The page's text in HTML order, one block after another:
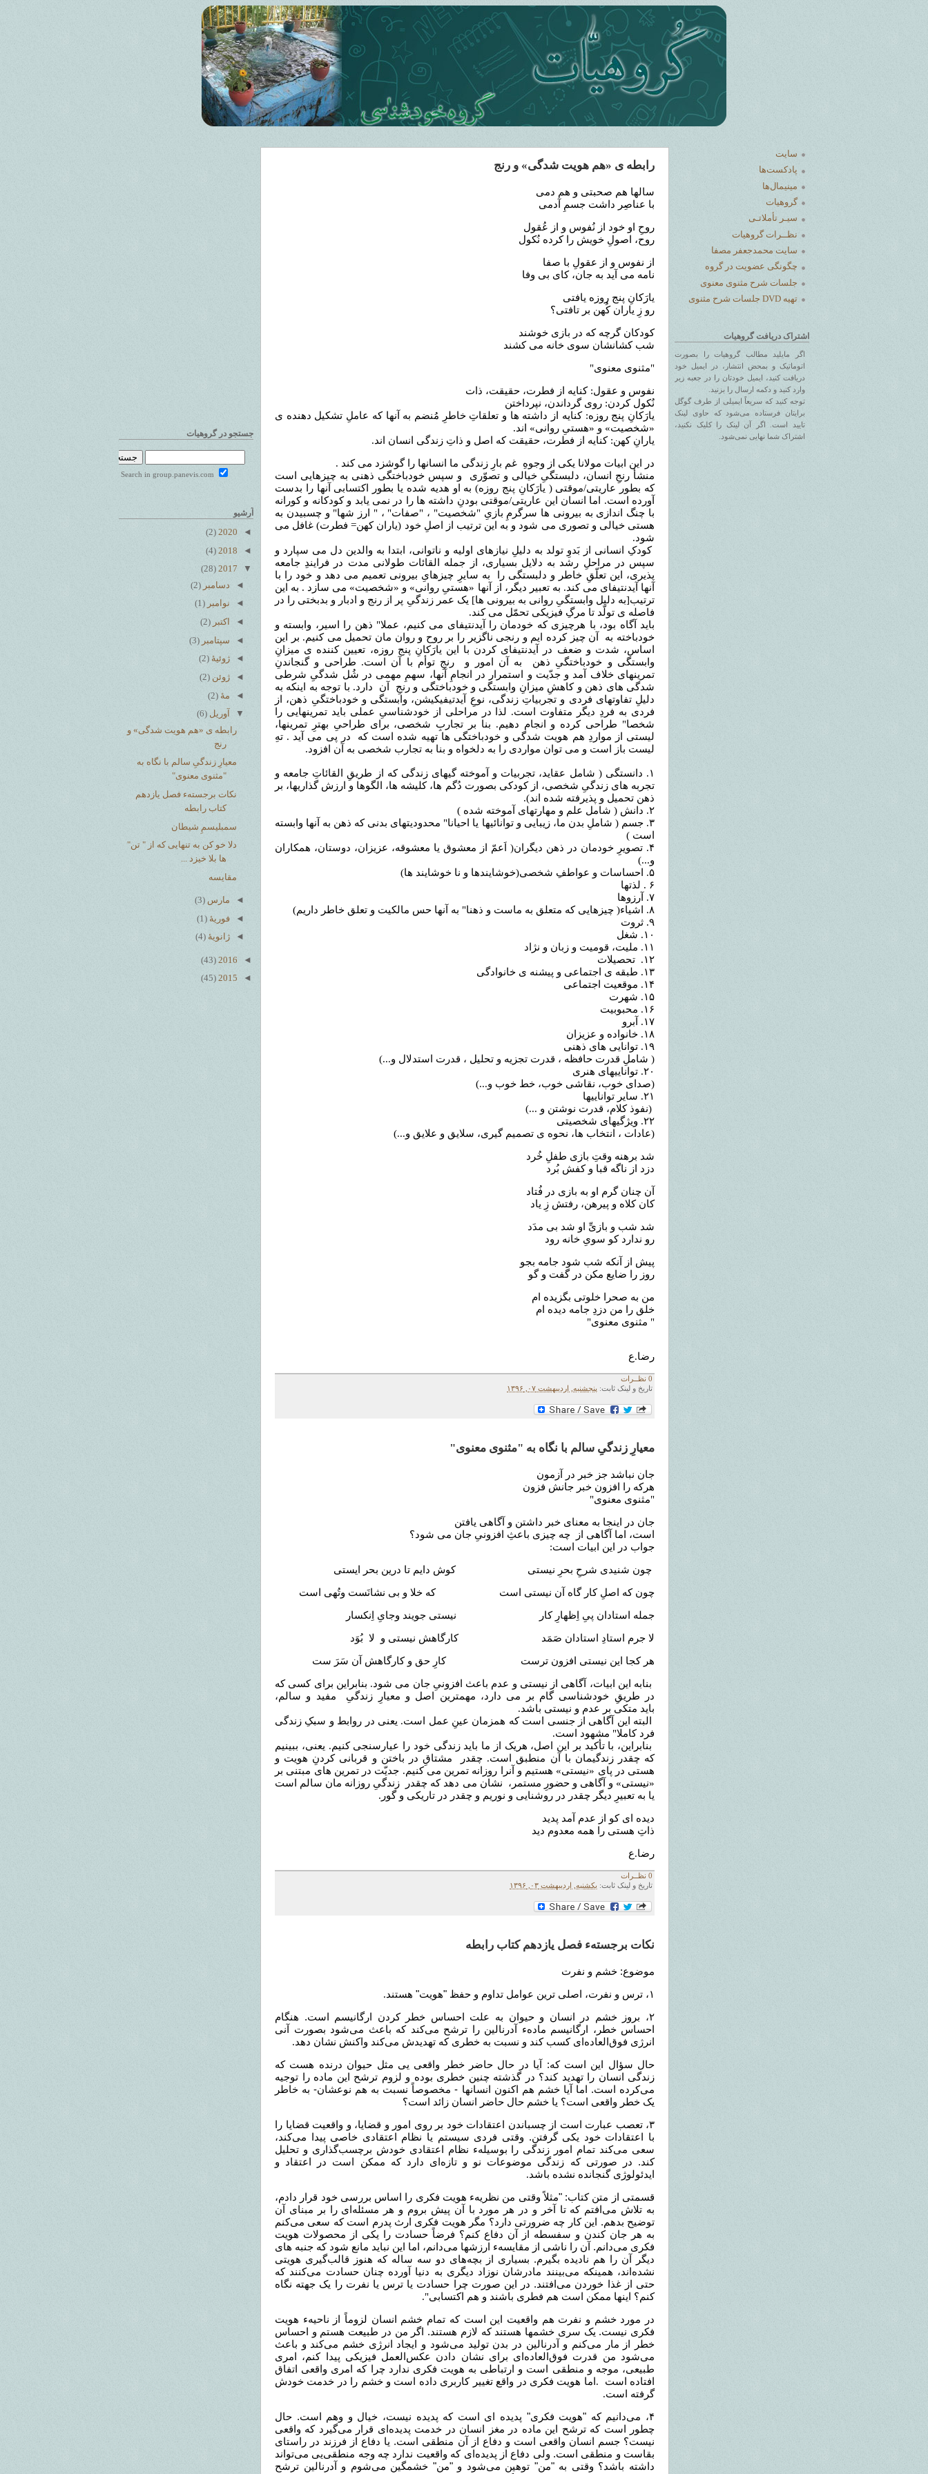
جستجو در گروهیات
آرشیو
◄
2020
(2)
◄
2018
(4)
▼
2017
(28)
◄ دسامبر (2)
◄ نوامبر (1)
◄
اکتبر (2)
◄ سپتامبر (3)
◄ ژوئیهٔ (2)
◄ ژوئن (2)
◄ مهٔ (2)
▼
آوریل (6)
رابطه ی «هم هویت شدگی» و
رنج
معیارِ زندگیِ سالم با نگاه به
"مثنوی معنوی"
نکات برجستهء فصل یازدهم
کتاب رابطه
سمبلیسمِ شیطان
دلا خو کن به تنهایی که از " تن"
ها بلا خیزد ...
مقایسه
◄ مارس (3)
◄ فوریهٔ (1)
◄ ژانویهٔ (4)
◄
2016
(43)
◄
2015
(45)
رابطه ی «هم هویت شدگی» و رنج
سالها هم صحبتی و هم دمی
با عناصِر داشت جسمِ آدمی
روحِ او خود از نُفوس و از عُقول
روح، اصولِ خویش را کرده نُکول
از نفوس و از عقولِ با صفا
نامه می آید به جان، کای بی وفا
ﻳﺎﺭَﮐﺎﻥِ ﭘﻨﺞ ﺭﻭﺯﻩ ﻳﺎﻓﺘﯽ
ﺭﻭ ﺯِ ﻳﺎﺭﺍﻥ ﮐُﻬﻦ ﺑﺮ ﺗﺎﻓﺘﯽ؟
ﮐﻮﺩﮐﺎﻥ ﮔﺮﭼﻪ ﮐﻪ ﺩﺭ ﺑﺎﺯﯼ ﺧﻮﺷﻨﺪ
ﺷﺐ ﮐﺸﺎﻧﺸﺎﻥ ﺳﻮﯼ ﺧﺎﻧﻪ ﻣﯽ ﮐﺸﻨﺪ
"مثنوی معنوی"
نفوس و عقول: کنایه از فطرت، حقیقت، ذات
نُکول کردن: روی گرداندن، نپرداختن
یارَکانِ پنج روزه: کنایه از داشته ها و تعلقاتِ خاطرِ مُنضم به آنها که عاملِ تشکیل دهنده ی
«شخصیت» و «هستیِ روانی» اند.
یارانِ کهن: کنایه از فطرت، حقیقت که اصل و ذاتِ زندگی انسان اند.
در این ابیات مولانا یکی از وجوهِ غم بارِ زندگی ما انسانها را گوشزد می کند .
منشأ رنجِ انسان، دلبستگیِ خیالی و تصوّری و سپس خودباختگی ذهنی به چیزهایی است
که بطور عاریتی/موقتی ( یارَکانِ پنج روزه) به او هدیه شده یا بطور اکتسابی آنها را بدست
آورده است. اما انسان این عاریتی/موقتی بودنِ داشته ها را در نمی یابد و کودکانه و کورانه
با چنگ اندازی به بیرونی ها سرگرمِ بازیِ "شخصیت" ، "صفات" ، " ارز شها" و چسبیدن به
هستی خیالی و تصوری می شود و به این ترتیب از اصلِ خود (یاران کهن= فطرت) غافل می
شود.
کودکِ انسانی از بَدوِ تولد به دلیلِ نیازهای اولیه و ناتوانی، ابتدا به والدین دل می سپارد و
سپس در مراحلِ رشد به دلایل بسیاری، از جمله القائات طولانی مدت در فرایندِ جامعه
پذیری، این تعلّقِ خاطر و دلبستگی را به سایرِ چیزهایِ بیرونی تعمیم می دهد و خود را با
آنها آیدنتیفای می کند. به تعبیر دیگر، از آنها «هستیِ روانی» و «شخصیت» می سازد . به این
ترتیب[به دلیل وابستگیِ روانی به بیرونی ها] یک عمر زندگیِ پر از رنج و ادبار و بدبختی را در
فاصله ی تولّد تا مرگِ فیزیکی تحمّل می کند.
باید آگاه بود، با هرچیزی که خودمان را آیدنتیفای می کنیم، عملا" ذهن را اسیر، وابسته و
خودباخته به آن چیز کرده ایم و رنجی ناگزیر را بر روح و روان مان تحمیل می کنیم. بر این
اساس، شدت و ضعف در آیدنتیفای کردن با این یارَکانِ پنج روزه، تعیین کننده ی میزانِ
وابستگی و خودباختگیِ ذهن به آن امور و رنجِ توأم با آن است. طراحی و گنجاندنِ
تمرینهای خلاف آمد و جدّیت و استمرار در انجامِ آنها، سهمِ مهمی در شُل شدگیِ شرطی
شدگی های ذهن و کاهشِ میزانِ وابستگی و خودباختگی و رنجِ آن دارد. با توجه به اینکه به
دلیلِ تفاوتهای فردی و تجربیاتِ زندگی، نوعِ آیدتیفیکیشن، وابستگی و خودباختگیِ ذهن، از
فردی به فردِ دیگر متفاوت است. لذا در مراحلی از خودشناسیِ عملی باید تمرینهایی را
شخصا" طراحی کرده و انجام دهیم. بنا بر تجاربِ شخصی، برای طراحیِ بهترِ تمرینها،
لیستی از مواردِ هم هویت شدگی و خودباختگی ها تهیه شده است که در پی می آید . تهِ
لیست باز است و می توان مواردی را به دلخواه و بنا به تجارب شخصی به آن افزود.
۱. دانستگی ( شامل عقاید، تجربیات و آموخته گیهای زندگی که از طریقِ القائاتِ جامعه و
تجربه های زندگیِ شخصی، از کودکی بصورت دُگم ها، کلیشه ها، الگوها و ارزش گذاریها، بر
ذهن تحمیل و پذیرفته شده اند).
۲. دانش ( شامل علم و مهارتهای آموخته شده )
۳. جسم ( شاملِ بدن ما، زیبایی و توانائیها یا احیانا" محدودیتهای بدنی که ذهن به آنها وابسته
است )
۴. تصویرِ خودمان در ذهن دیگران( اَعمّ از معشوق یا معشوقه، عزیزان، دوستان، همکاران
و...)
۵. احساسات و عواطفِ شخصی(خوشایندها و نا خوشایند ها)
۶ . لذتها
۷. آرزوها
۸. اشیاء( چیزهایی که متعلق به ماست و ذهنا" به آنها حس مالکیت و تعلق خاطر داریم)
۹. ثروت
۱۰. شغل
۱۱. ملیت، قومیت و زبان و نژاد
۱۲. تحصیلات
۱۳. طبقه ی اجتماعی و پیشنه ی خانوادگی
۱۴. موقعیت اجتماعی
۱۵. شهرت
۱۶. محبوبیت
۱۷. آبرو
۱۸. خانواده و عزیزان
۱۹. توانایی های ذهنی
( شاملِ قدرت حافظه ، قدرت تجزیه و تحلیل ، قدرت استدلال و...)
۲۰. تواناییهای هنری
(صدای خوب، نقاشی خوب، خط خوب و...)
۲۱. سایر تواناییها
(نفوذ کلام، قدرت نوشتن و ...)
۲۲. ویژگیهای شخصیتی
(عادات ، انتخاب ها، نحوه ی تصمیم گیری، سلایق و علایق و...)
شد برهنه وقتِ بازی طفلِ خُرد
دزد از ناگه قبا و کفش بُرد
آن چنان گرم او به بازی در فُتاد
کان کلاه و پیرهن، رفتش زِ یاد
شد شب و بازیِّ او شد بی مدَد
رو ندارد کو سویِ خانه رود
پیش از آنکه شب شود جامه بجو
روز را ضایع مکن در گفت و گو
من به صحرا خلوتی بگزیده ام
خلق را من دزدِ جامه دیده ام
" مثنوی معنوی"
رضا.ع
0 نظــرات
تاریخ و لینک ثابت: پنجشنبه, اردیبهشت ۰۷, ۱۳۹۶
معیارِ زندگیِ سالم با نگاه به "مثنوی معنوی"
جان نباشد جز خبر در آزمون
هرکه را افزون خبر جانش فزون
"مثنوی معنوی"
جان در اینجا به معنای خبر داشتن و آگاهی یافتن
است، اما آگاهی از چه چیزی باعثِ افزونیِ جان می شود؟
جواب در این ابیات است:
چون شنیدی شرحِ بحرِ نیستی کوش دایم تا درین بحر ایستی
چون که اصلِ کار گاه آن نیستی است که خلا و بی نشانَست وتُهی است
جمله استادان پیِ اِظهارِ کار نیستی جویند وجایِ اِنکسار
لا جرم استادِ استادان صَمَد کارگاهش نیستی و لا بُوَد
هر کجا این نیستی افزون ترست کارِ حق و کارگاهش آن سَرَ ست
بنابه این ابیات‌، آگاهی از نیستی و عدم باعث افزونیِ جان می شود. بنابراین برای کسی که
در طریقِ خودشناسی گام بر می دارد، مهمترین اصل و معیارِ زندگیِ مفید و سالم،
باید متکی بر عدم و نیستی باشد.
البته این آگاهی از جنسی است که همزمان عینِ عمل است. یعنی در روابط و سبکِ زندگی
فرد کاملا" مشهود است.
بنابراین، با تأکید بر این اصل، هریک از ما باید زندگی خود را عیارسنجی کنیم. یعنی، ببینیم
که چقدر زندگیمان با آن منطبق است. چقدر مشتاقِ در باختن و قربانی کردنِ هویت و
هستی در پای «نیستی» هستیم و آنرا روزانه تمرین می کنیم. جدیّت در تمرین های مبتنی بر
«نیستی» و آگاهی و حضورِ مستمر، نشان می دهد که چقدر زندگیِ روزانه مان سالم است
یا به تعبیرِ دیگر چقدر در روشنایی و نوریم و چقدر در تاریکی و گور.
ﺩﻳﺪﻩ ﺍﯼ ﮐﻮ ﺍﺯ ﻋﺪﻡ ﺁﻣﺪ ﭘﺪﻳﺪ
ﺫﺍﺕِ ﻫﺴﺘﯽ ﺭﺍ ﻫﻤﻪ ﻣﻌﺪﻭﻡ ﺩﻳﺪ
رضا.ع
0 نظــرات
تاریخ و لینک ثابت: یکشنبه, اردیبهشت ۰۳, ۱۳۹۶
نکات برجستهء فصل یازدهم کتاب رابطه
موضوع: خشم و نفرت
١، ترس و نفرت، اصلی ترین عوامل تداوم و حفظ "هویت" هستند
.
٢، بروز خشم در انسان و حیوان به علت احساس خطر کردن ارگانیسم است. هنگام
احساس خطر، ارگانیسم مادهء آدرنالین را ترشح می‌کند که باعث می‌شود بصورت آنی
انرژی فوق‌العاده‌ای کسب کند و نسبت به خطری که تهدیدش می‌کند واکنش نشان دهد.
حال سؤال این است که: آیا در حال حاضر خطر واقعی یی مثل حیوان درنده هست که
زندگی انسان را تهدید کند؟ در گذشته چنین خطری بوده و لزوم ترشح این ماده را توجیه
می‌کرده است. اما آیا خشم هم اکنون انسانها - مخصوصاً نسبت به هم نوعشان- به خاطر
یک خطر واقعی است؟ یا خشم حال حاضر انسان زائد است؟
٣، تعصب عبارت است از چسباندن اعتقادات خود بر روی امور و قضایا، و واقعیت قضایا را
با اعتقادات خود یکی گرفتن. وقتی فردی سیستم یا نظام اعتقادی خاصی پیدا می‌کند،
سعی می‌کند تمام امور زندگی را بوسیلهء نظام اعتقادی خودش برچسب‌گذاری و تحلیل
کند. در صورتی که زندگی موضوعات نو و تازه‌ای دارد که ممکن است در اعتقاد و
ایدئولوژی گنجانده نشده باشد.
قسمتی از متن کتاب: "مثلاً وقتی من نظریهء هویت فکری را اساس بررسی خود قرار دادم،
به تلاش می‌افتم که تا آخر و در هر مورد با آن پیش بروم و هر مسئله‌ای را بر مبنای آن
توضیح بدهم. این کار چه ضرورتی دارد؟ مگر هویت فکری ارث پدرم است که سعی می‌کنم
به هر جان کندن و سفسطه از آن دفاع کنم؟ فرضاً حسادت را یکی از محصولات هویت
فکری می‌دانم. آن را ناشی از مقایسهء ارزشها می‌دانم، اما این نباید مانع شود که جنبه های
دیگر آن را هم نادیده بگیرم. بسیاری از بچه‌های دو سه ساله که هنوز قالب‌گیری هویتی
نشده‌اند، همینکه می‌بینند مادرشان نوزاد دیگری به دنیا آورده چنان حسادت می‌کنند که
حتی از غذا خوردن می‌افتند. در این صورت چرا حسادت یا ترس یا نفرت را یک جهته نگاه
کنم؟ اینها ممکن است هم فطری باشند و هم اکتسابی."
در مورد خشم و نفرت هم واقعیت این است که تمام خشم انسان لزوماً از ناحیهء هویت
فکری نیست. یک سری خشمها هستند که لازم هستند. اگر من در طبیعت هستم و احساس
خطر از مار می‌کنم و آدرنالین در بدن تولید می‌شود و ایجاد انرژی خشم می‌کند و باعث
می‌شود من قدرت فوق‌العاده‌ای برای نشان دادن عکس‌العمل فیزیکی پیدا کنم، امری
طبیعی، موجه و منطقی است و ارتباطی به هویت فکری ندارد چرا که امری واقعی اتفاق
افتاده است
.اما هویت فکری در واقع تغییر کاربری داده است و خشم را در خدمت خودش
گرفته است.
۴، می‌دانیم که "هویت فکری" پدیده ای است که پدیده نیست، خیال و وهم است. حال
چطور است که ترشح این ماده در مغز انسان در خدمت پدیده‌ای قرار می‌گیرد که واقعی
نیست؟ جسم انسان واقعی است و دفاع از آن منطقی است. یا دفاع از فرزند در راستای
بقاست و منطقی است. ولی دفاع از پدیده‌ای که واقعیت ندارد چه وجه منطقی‌یی می‌تواند
داشته باشد؟ وقتی به "من" توهین می‌شود و "من" خشمگین می‌شوم و آدرنالین ترشح
سایت
پادکست‌ها
مینیمال‌ها
گروهیات
سیـر تأملاتـی
نظــرات گرو‌هیات
سایت محمدجعفر مصفا
چگونگی عضویت در گروه
جلسات شرح مثنوی معنوی
تهیه DVD جلسات شرح مثنوی
اشتراک دریافت گروهیات
اگر مایلید مطالب گروهیات را بصورت
اتوماتیک و بمحض انتشار، در ایمیل خود
دریافت کنید، ایمیل خودتان را در جعبه زیر
وارد کنید و دکمه ارسال را بزنید.
توجه کنید که سریعاً ایمیلی از طرف گوگل
برایتان فرستاده می‌شود که حاوی لینک
تایید است. اگر آن لینک را کلیک نکنید،
اشتراک شما نهایی نمی‌شود.